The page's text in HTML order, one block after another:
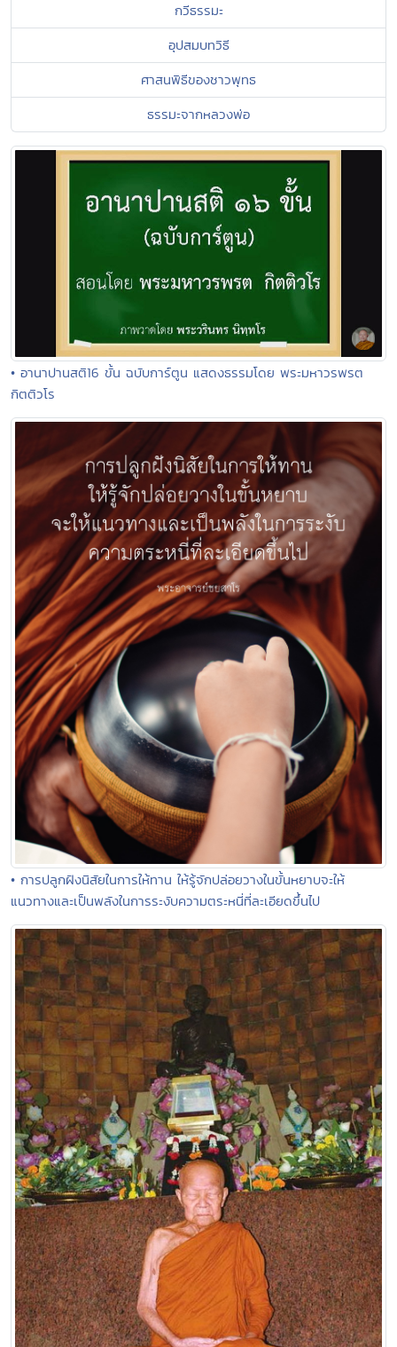
กวีธรรมะ
อุปสมบทวิธี
ศาสนพิธีของชาวพุทธ
ธรรมะจากหลวงพ่อ
• อานาปานสติ16 ขั้น ฉบับการ์ตูน แสดงธรรมโดย พระมหาวรพรต
กิตติวโร
• การปลูกฝังนิสัยในการให้ทาน ให้รู้จักปล่อยวางในขั้นหยาบจะให้
แนวทางและเป็นพลังในการระงับความตระหนี่ที่ละเอียดขึ้นไป